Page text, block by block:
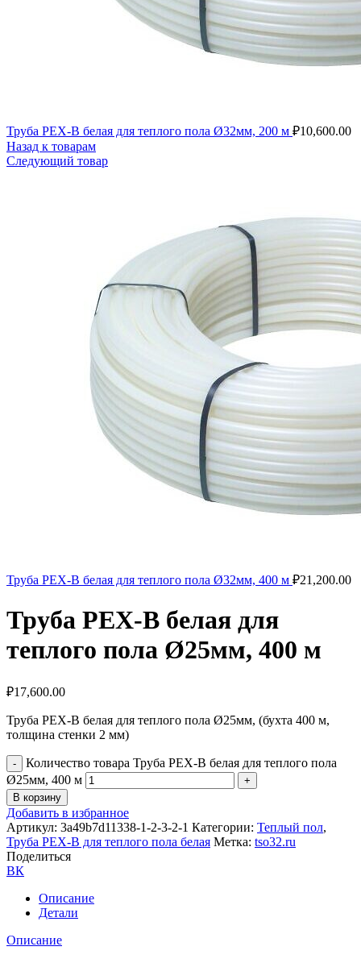
Труба PEX-B белая для теплого пола Ø32мм, 200 м ₽10,600.00
Назад к товарам
Следующий товар
Труба PEX-B белая для теплого пола Ø32мм, 400 м ₽21,200.00
Труба PEX-B белая для
теплого пола Ø25мм, 400 м
₽17,600.00
Труба PEX-B белая для теплого пола Ø25мм, (бухта 400 м,
толщина стенки 2 мм)
Количество товара Труба PEX-B белая для теплого пола
Ø25мм, 400 м
В корзину
Добавить в избранное
Артикул: 3a49b7d11338-1-2-3-2-1 Категории: Теплый пол,
Труба PEX-B для теплого пола белая Метка: tso32.ru
Поделиться
ВК
Описание
Детали
Описание